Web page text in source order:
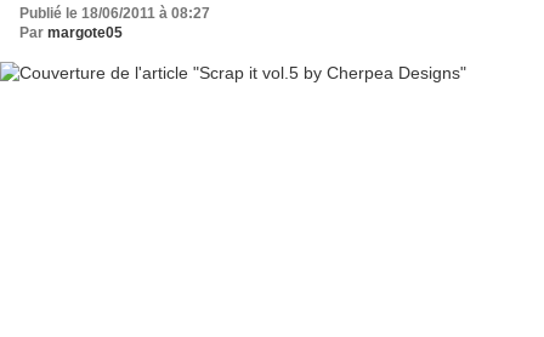
Publié le 18/06/2011 à 08:27
Par margote05